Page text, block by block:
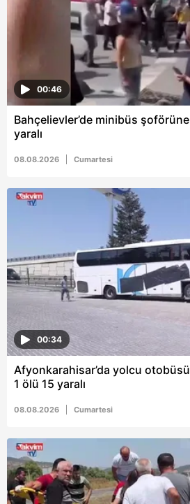
ilgili mevzuata uygun olarak
almak için lütfentıklayınız.
00:46
Bahçelievler’de minibüs şoförüne
yaralı
08.08.2026 Cumartesi
00:34
Afyonkarahisar’da yolcu
1 ölü 15 yaralı
08.08.2026 Cumartesi